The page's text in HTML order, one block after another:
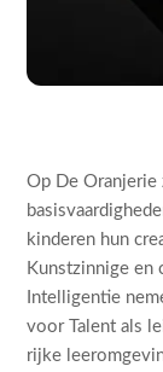
Op De Oranjerie
kinderen hun
Kunstzinnige en
Intelligentie
voor Talent als
rijke